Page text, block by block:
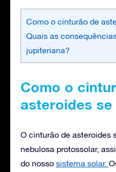
Como o cinturão de
Quais as
jupiteriana?
Como o
asteroides se
O cinturão de asteroides
nebulosa protossolar,
do nosso sistema solar.